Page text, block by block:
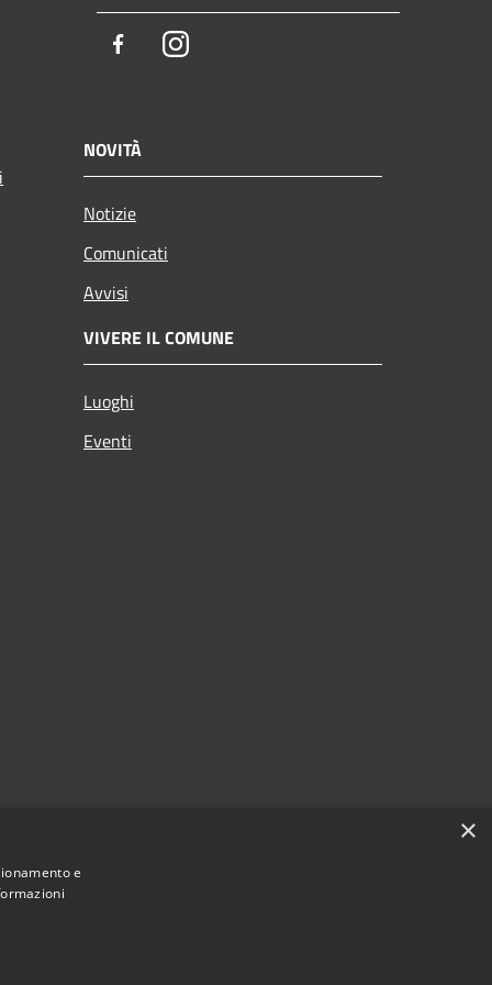
FacebookInstagram
NOVITÀ
Notizie
Comunicati
Avvisi
VIVERE IL COMUNE
Luoghi
Eventi
×
e